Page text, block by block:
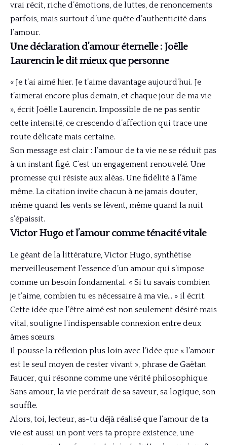
vrai récit, riche d’émotions, de luttes, de renoncements
parfois, mais surtout d’une quête d’authenticité dans
l’amour.
Une déclaration d’amour éternelle : Joëlle
Laurencin le dit mieux que personne
« Je t’ai aimé hier. Je t’aime davantage aujourd’hui. Je
t’aimerai encore plus demain, et chaque jour de ma vie
», écrit Joëlle Laurencin. Impossible de ne pas sentir
cette intensité, ce crescendo d’affection qui trace une
route délicate mais certaine.
Son message est clair : l’amour de ta vie ne se réduit pas
à un instant figé. C’est un engagement renouvelé. Une
promesse qui résiste aux aléas. Une fidélité à l’âme
même. La citation invite chacun à ne jamais douter,
même quand les vents se lèvent, même quand la nuit
s’épaissit.
Victor Hugo et l’amour comme ténacité vitale
Le géant de la littérature, Victor Hugo, synthétise
merveilleusement l’essence d’un amour qui s’impose
comme un besoin fondamental. « Si tu savais combien
je t’aime, combien tu es nécessaire à ma vie… » il écrit.
Cette idée que l’être aimé est non seulement désiré mais
vital, souligne l’indispensable connexion entre deux
âmes sœurs.
Il pousse la réflexion plus loin avec l’idée que « l’amour
est le seul moyen de rester vivant », phrase de Gaëtan
Faucer, qui résonne comme une vérité philosophique.
Sans amour, la vie perdrait de sa saveur, sa logique, son
souffle.
Alors, toi, lecteur, as-tu déjà réalisé que l’amour de ta
vie est aussi un pont vers ta propre existence, une